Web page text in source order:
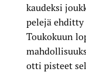
kaudeksi
pelejä ehditty
Toukokuun
otti pisteet